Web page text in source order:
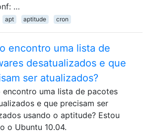
…
apt aptitude cron
encontro uma lista de
desatualizados e que
ser atualizados?
encontro uma lista de pacotes
e que precisam ser
usando o aptitude? Estou
o Ubuntu 10.04.